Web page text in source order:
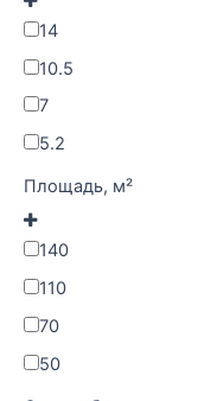
14
10.5
7
5.2
Площадь, м²
140
110
70
50